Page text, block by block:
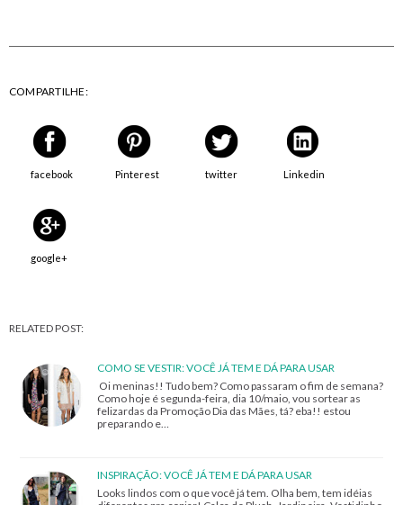
COMPARTILHE:
facebook Pinterest twitter Linkedin
google+
RELATED POST:
COMO SE VESTIR: VOCÊ JÁ TEM E DÁ PARA USAR
Oi meninas!! Tudo bem? Como passaram o fim de semana?
Como hoje é segunda-feira, dia 10/maio, vou sortear as
felizardas da Promoção Dia das Mães, tá? eba!! estou
preparando e…
INSPIRAÇÃO: VOCÊ JÁ TEM E DÁ PARA USAR
Looks lindos com o que você já tem. Olha bem, tem idéias